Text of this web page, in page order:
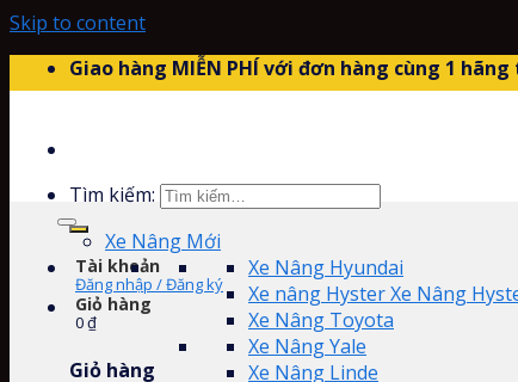
Skip to content
Giao hàng MIỄN PHÍ với đơn hàng cùng 1 hãng
Tìm kiếm:
Tài khoản
Đăng nhập / Đăng ký
Giỏ hàng
0₫
Giỏ hàng
Xe Nâng Mới
Xe Nâng Hyundai
Xe nâng Hyster Xe Nâng
Xe Nâng Toyota
Xe Nâng Yale
Xe Nâng Linde